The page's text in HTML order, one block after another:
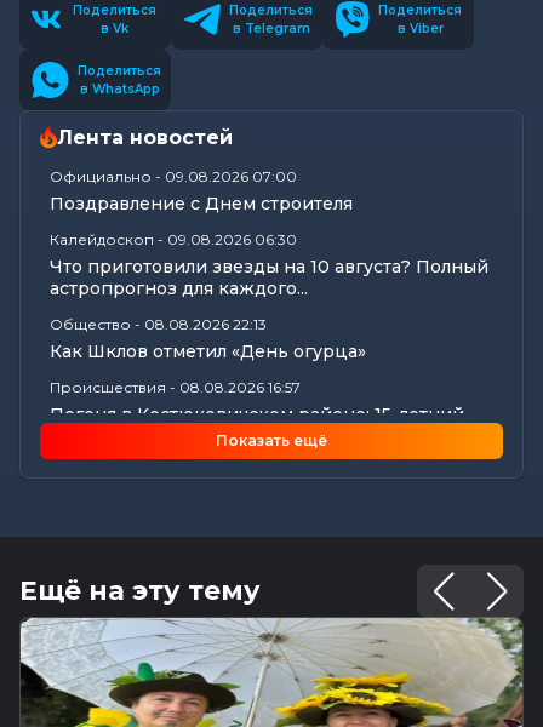
Поделиться
в Vk
Поделиться
в Telegram
Поделиться
в Viber
Поделиться
в WhatsApp
Лента новостей
Официально - 09.08.2026 07:00
Поздравление с Днем строителя
Калейдоскоп - 09.08.2026 06:30
Что приготовили звезды на 10 августа? Полный
астропрогноз для каждого...
Общество - 08.08.2026 22:13
Как Шклов отметил «День огурца»
Происшествия - 08.08.2026 16:57
Погоня в Костюковичском районе: 15-летний
мотоциклист пытался...
Смертельное ДТП в Белыничском районе:
мотоциклист погиб на месте
Общество -08.08.2026 15:00
Погода 9 августа в Могилевской области: без
осадков и комфортные...
Показать ещё
Ещё на эту тему